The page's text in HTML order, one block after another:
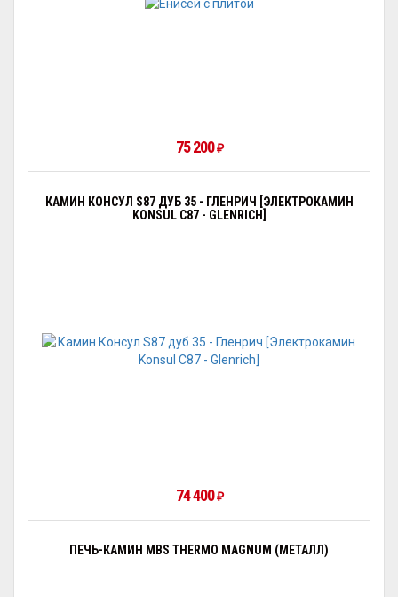
75 200₽
КАМИН КОНСУЛ S87 ДУБ 35 - ГЛЕНРИЧ [ЭЛЕКТРОКАМИН
KONSUL С87 - GLENRICH]
74 400₽
ПЕЧЬ-КАМИН MBS THERMO MAGNUM (МЕТАЛЛ)